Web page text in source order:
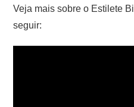
Veja mais sobre o Estilete
seguir: